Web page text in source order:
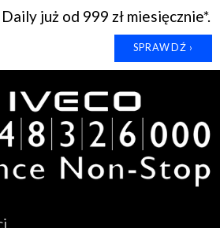
już od 999 zł miesięcznie*.
SPRAWDŹ ›